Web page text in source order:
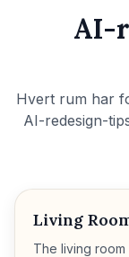
AI-
Hvert rum har
AI-redesign-
Living
The living